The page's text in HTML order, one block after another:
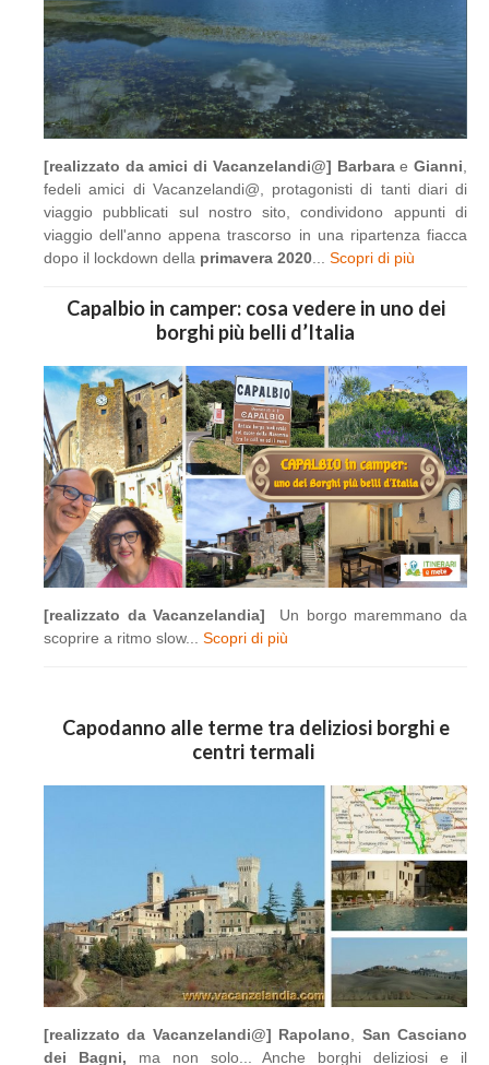
[realizzato da amici di Vacanzelandi@] BarbaraeGianni
fedeli amici di Vacanzelandi@, protagonisti di tanti diari di
viaggio pubblicati sul nostro sito, condividono appunti di
viaggio dell'anno appena trascorso in una ripartenza fiacca
dopo il lockdown della primavera 2020 Scopri di più
Capalbio in camper: cosa vedere in uno dei
borghi più belli d’Italia
[realizzato da Vacanzelandia]
Un borgo maremmano da
scoprire a ritmo slow...
Scopri di più
Capodanno alle terme tra deliziosi borghi e
centri termali
[realizzato da Vacanzelandi@] Rapolano, San Casciano
dei Bagni, ma non solo... Anche borghi deliziosi e il